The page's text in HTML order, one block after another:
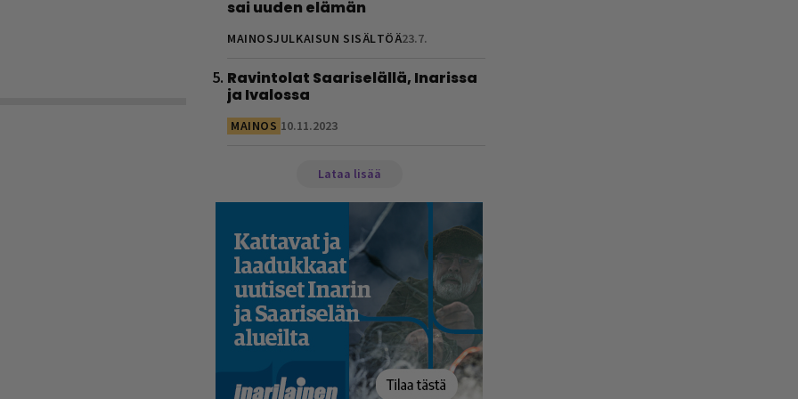
sai uuden elämän
MAINOSJULKAISUN SISÄLTÖÄ23.7.
Ravintolat Saariselällä, Inarissa
ja Ivalossa
MAINOS 10.11.2023
Lataa lisää